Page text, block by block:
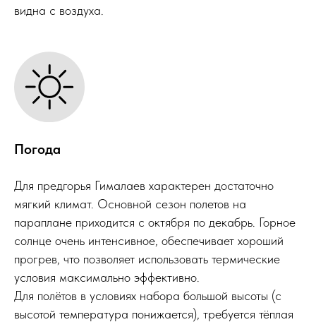
видна с воздуха.
Погода
Для предгорья Гималаев характерен достаточно
мягкий климат. Основной сезон полетов на
параплане приходится с октября по декабрь. Горное
солнце очень интенсивное, обеспечивает хороший
прогрев, что позволяет использовать термические
условия максимально эффективно.
Для полётов в условиях набора большой высоты (с
высотой температура понижается), требуется тёплая